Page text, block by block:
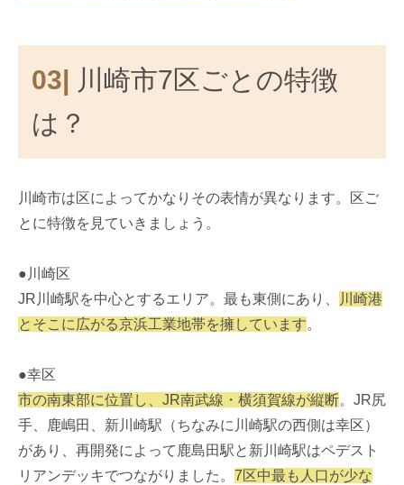
03|
川崎市7区ごとの特徴
は？
川崎市は区によってかなりその表情が異なります。区ご
とに特徴を見ていきましょう。
●川崎区
JR川崎駅を中心とするエリア。最も東側にあり、
川崎港
とそこに広がる京浜工業地帯を擁しています。
●幸区
市の南東部に位置し、JR南武線・横須賀線が縦断。JR尻
手、鹿嶋田、新川崎駅（ちなみに川崎駅の西側は幸区）
があり、再開発によって鹿島田駅と新川崎駅はペデスト
リアンデッキでつながりました。 7区中最も人口が少な